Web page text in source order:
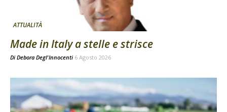
ATTUALITÀ
Made in Italy a stelle e strisce
Di Debora Degl'Innocenti 6 Agosto 2026